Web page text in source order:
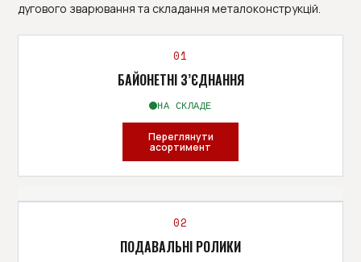
дугового зварювання та складання металоконструкцій.
01
БАЙОНЕТНІ З’ЄДНАННЯ
НА СКЛАДЕ
Переглянути
асортимент
02
ПОДАВАЛЬНІ РОЛИКИ